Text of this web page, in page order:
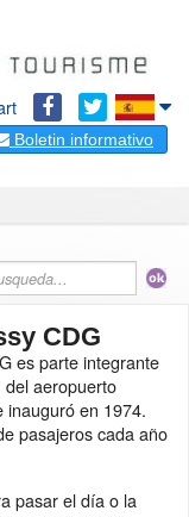
Boletin informativo
CDG
es parte integrante
aeropuerto
inauguró en 1974.
pasajeros cada año
pasar el día o la